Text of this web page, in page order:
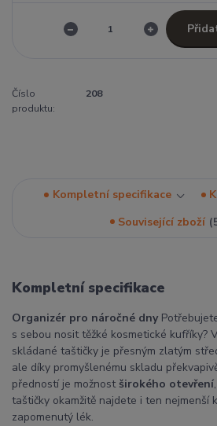
Číslo
produktu:
208
Kompletní specifikace
Související zboží
Kompletní specifikace
Organizér pro náročné dny
s sebou nosit těžké kosmetické kufříky?
skládané taštičky je přesným zlatým
ale díky promyšlenému skladu
předností je možnost širokého otevření
taštičky okamžitě najdete i ten nejmenší
zapomenutý lék.